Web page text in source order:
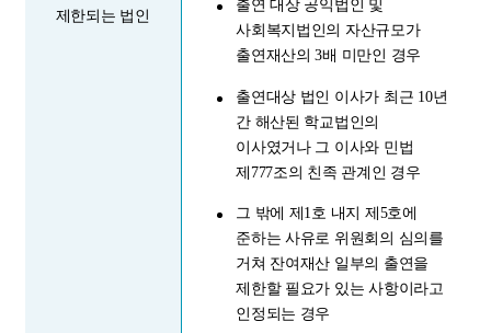
제한되는 법인
출연 대상 공익법인 및
사회복지법인의 자산규모가
출연재산의 3배 미만인 경우
출연대상 법인 이사가 최근 10년
간 해산된 학교법인의
이사였거나 그 이사와 민법
제777조의 친족 관계인 경우
그 밖에 제1호 내지 제5호에
준하는 사유로 위원회의 심의를
거쳐 잔여재산 일부의 출연을
제한할 필요가 있는 사항이라고
인정되는 경우